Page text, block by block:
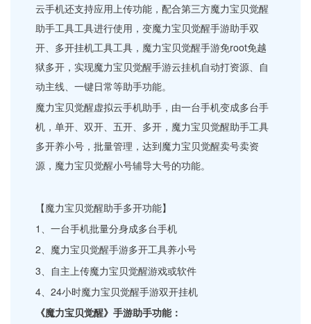
云手机还支持应用上传功能，配合第三方魔力宝贝觉醒
助手工具工具进行使用，变魔力宝贝觉醒手游助手双
开、多开挂机工具工具，魔力宝贝觉醒手游免root免越
狱多开，实现魔力宝贝觉醒手游云挂机自动打资源、自
动主线、一键日常等助手功能。
魔力宝贝觉醒虚拟云手机助手，由一台手机变成多台手
机，单开、双开、五开、多开，魔力宝贝觉醒助手工具
多开养小号，批量管理，达到魔力宝贝觉醒卖号卖资
源，魔力宝贝觉醒小号辅导大号的功能。
【魔力宝贝觉醒助手多开功能】
1、一台手机批量分身成多台手机
2、魔力宝贝觉醒手游多开工具养小号
3、自主上传魔力宝贝觉醒游戏或软件
4、24小时魔力宝贝觉醒手游双开挂机
《魔力宝贝觉醒》手游助手功能：